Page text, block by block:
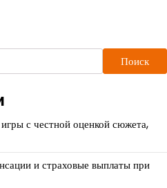
Поиск
с честной оценкой сюжета,
и страховые выплаты при